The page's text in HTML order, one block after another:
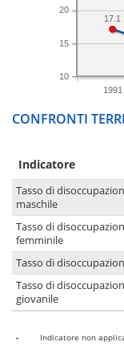
1991
10
15
20
17.1
CONFRONTI
Indicatore
Tasso di
maschile
Tasso di
femminile
Tasso di
Tasso di
giovanile
-
Indicatore non